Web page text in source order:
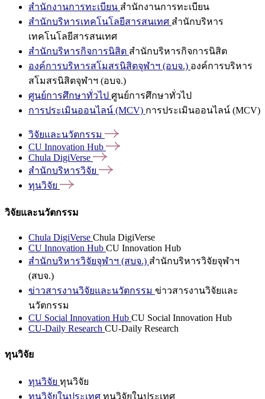
สำนักงานการทะเบียน สำนักงานการทะเบียน
สำนักบริหารเทคโนโลยีสารสนเทศ สำนักบริหาร
เทคโนโลยีสารสนเทศ
สำนักบริหารกิจการนิสิต สำนักบริหารกิจการนิสิต
องค์การบริหารสโมสรนิสิตจุฬาฯ (อบจ.) องค์การบริหาร
สโมสรนิสิตจุฬาฯ (อบจ.)
ศูนย์การศึกษาทั่วไป ศูนย์การศึกษาทั่วไป
การประเมินออนไลน์ (MCV) การประเมินออนไลน์ (MCV)
วิจัยและนวัตกรรม
CU Innovation Hub
Chula DigiVerse
สำนักบริหารวิจัย
ทุนวิจัย
วิจัยและนวัตกรรม
Chula DigiVerse Chula DigiVerse
CU Innovation Hub CU Innovation Hub
สำนักบริหารวิจัยจุฬาฯ (สบจ.) สำนักบริหารวิจัยจุฬาฯ
(สบจ.)
ข่าวสารงานวิจัยและนวัตกรรม ข่าวสารงานวิจัยและ
นวัตกรรม
CU Social Innovation Hub CU Social Innovation Hub
CU-Daily Research CU-Daily Research
ทุนวิจัย
ทุนวิจัย ทุนวิจัย
ทุนวิจัยในประเทศ ทุนวิจัยในประเทศ